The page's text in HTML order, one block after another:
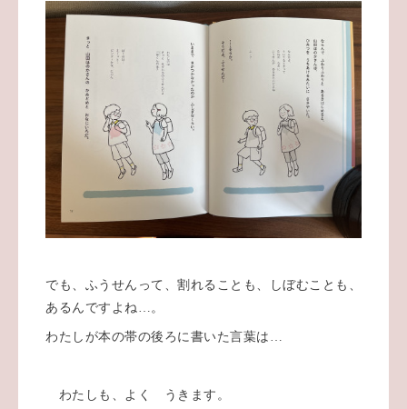
でも、ふうせんって、割れることも、しぼむことも、
あるんですよね…。
わたしが本の帯の後ろに書いた言葉は…
わたしも、よく うきます。